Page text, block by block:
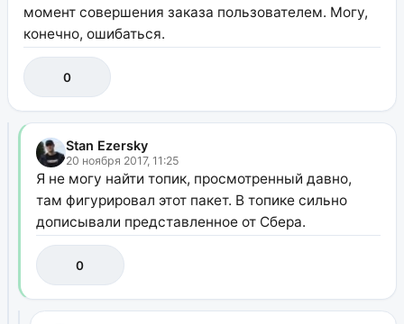
момент совершения заказа пользователем. Могу,
конечно, ошибаться.
0
Stan Ezersky
20 ноября 2017, 11:25
Я не могу найти топик, просмотренный давно,
там фигурировал этот пакет. В топике сильно
дописывали представленное от Сбера.
0